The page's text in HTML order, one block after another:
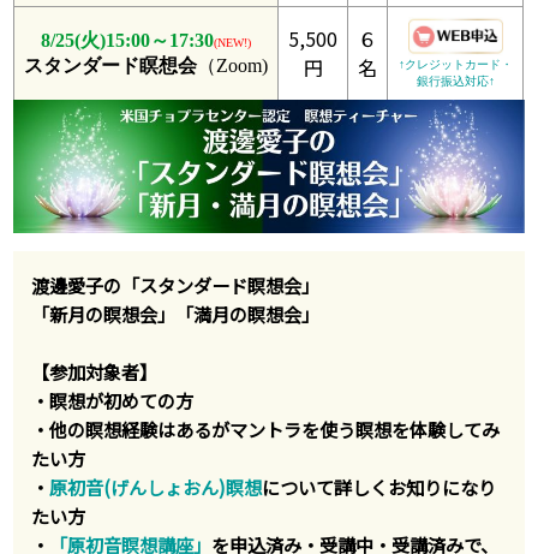
8/25(火)15:00～17:30(NEW!)
スタンダード瞑想会（Zoom)
5,500
円
６
名
↑クレジットカード・
銀行振込対応↑
渡邊愛子の「スタンダード瞑想会」
「新月の瞑想会」「満月の瞑想会」
【参加対象者】
・瞑想が初めての方
・他の瞑想経験はあるがマントラを使う瞑想を体験してみ
たい方
・原初音(げんしょおん)瞑想について詳しくお知りになり
たい方
・
「原初音瞑想講座」 を申込済み・受講中・受講済みで、